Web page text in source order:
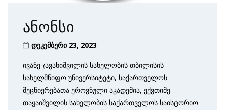
ანონსი
დეკემბერი 23, 2023
ივანე ჯავახიშვილის სახელობის თბილისის
სახელმწიფო უნივერსიტეტი, საქართველოს
მეცნიერებათა ეროვნული აკადემია, ექვთიმე
თაყაიშვილის სახელობის საქართველოს საისტორიო